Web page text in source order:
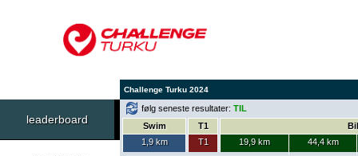
Challenge Turku 2024
leaderboard
følg seneste resultater: TIL
Swim
1,9 km
T1
T1
19,9 km
44,4 km